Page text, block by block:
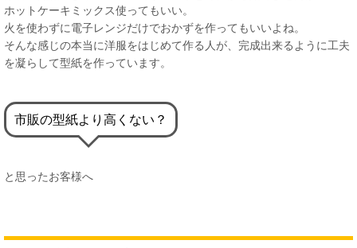
ホットケーキミックス使ってもいい。
火を使わずに電子レンジだけでおかずを作ってもいいよね。
そんな感じの本当に洋服をはじめて作る人が、完成出来るように工夫
を凝らして型紙を作っています。
市販の型紙より高くない？
と思ったお客様へ